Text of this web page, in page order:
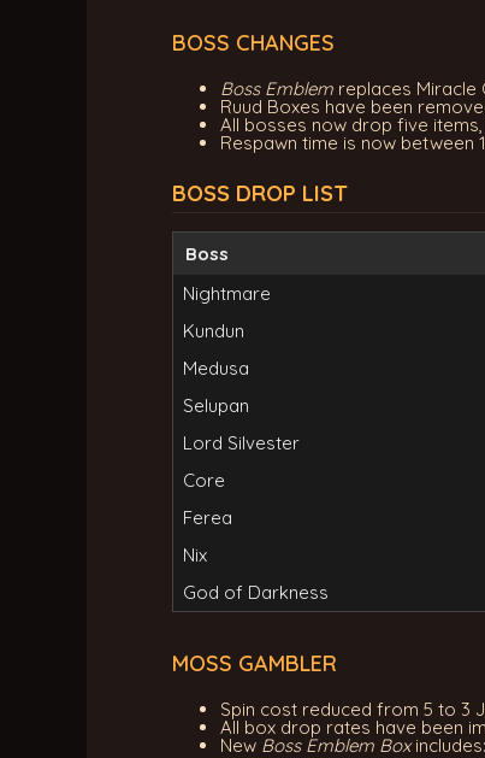
BOSS CHANGES
Boss Emblem replaces Miracle
Ruud Boxes have been
All bosses now drop five
Respawn time is now between
BOSS DROP LIST
Boss
Nightmare
Kundun
Medusa
Selupan
Lord Silvester
Core
Ferea
Nix
God of Darkness
MOSS GAMBLER
Spin cost reduced from 5 to 3
All box drop rates have been
New Boss Emblem Boxincludes: